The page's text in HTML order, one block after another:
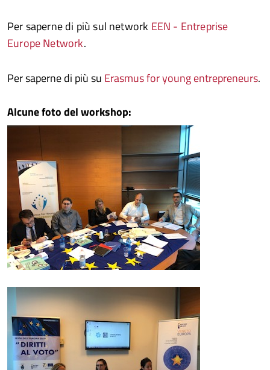
Per saperne di più sul network EEN - Entreprise
Europe Network.
Per saperne di più su Erasmus for young entrepreneurs.
Alcune foto del workshop: